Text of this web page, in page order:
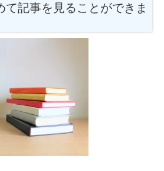
て記事を見ることができま